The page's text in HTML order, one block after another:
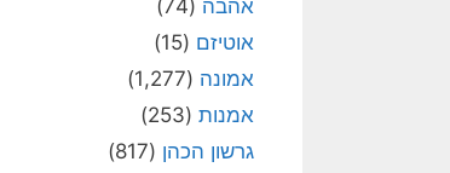
אהבה (74)
אוטיזם (15)
אמונה (1,277)
אמנות (253)
גרשון הכהן (817)